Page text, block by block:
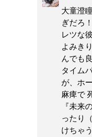
大童澄
ぎだろ
レツな
よみき
んでも
タイム
が、ホ
麻痺で
『未来
ったり
けちゃ